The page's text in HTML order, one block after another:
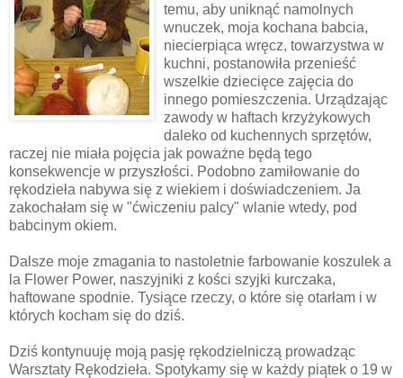
temu, aby uniknąć namolnych
wnuczek, moja kochana babcia,
niecierpiąca wręcz, towarzystwa w
kuchni, postanowiła przenieść
wszelkie dziecięce zajęcia do
innego pomieszczenia. Urządzając
zawody w haftach krzyżykowych
daleko od kuchennych sprzętów,
raczej nie miała pojęcia jak poważne będą tego
konsekwencje w przyszłości. Podobno zamiłowanie do
rękodzieła nabywa się z wiekiem i doświadczeniem. Ja
zakochałam się w "ćwiczeniu palcy" wlanie wtedy, pod
babcinym okiem.
Dalsze moje zmagania to nastoletnie farbowanie koszulek a
la Flower Power, naszyjniki z kości szyjki kurczaka,
haftowane spodnie. Tysiące rzeczy, o które się otarłam i w
których kocham się do dziś.
Dziś kontynuuję moją pasję rękodzielniczą prowadząc
Warsztaty Rękodzieła. Spotykamy się w każdy piątek o 19 w